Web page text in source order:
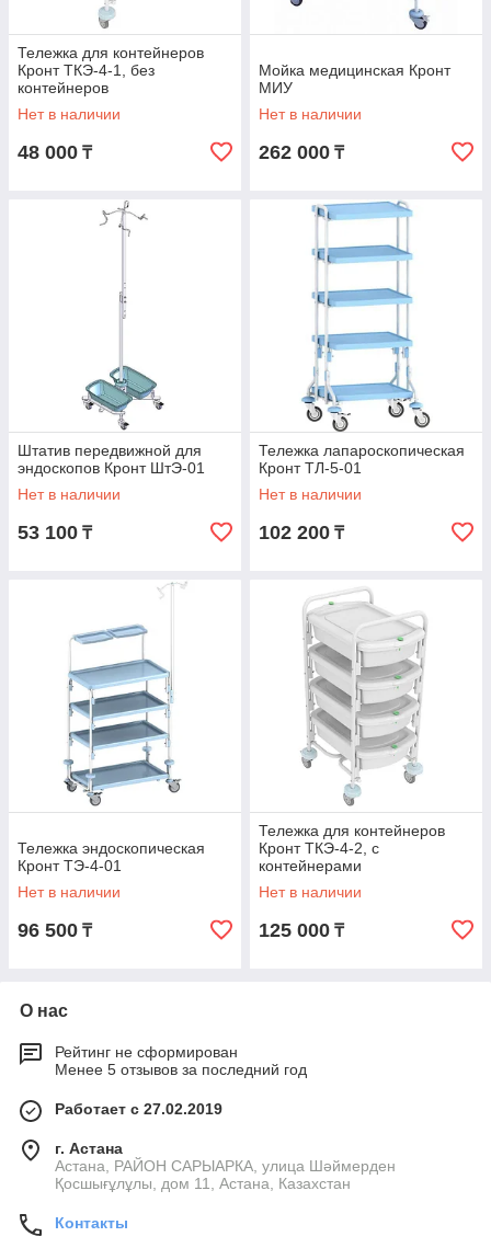
Тележка для контейнеров
Кронт ТКЭ-4-1, без
контейнеров
Нет в наличии
48 000 ₸
Мойка медицинская Кронт
МИУ
Нет в наличии
262 000 ₸
Штатив передвижной для
эндоскопов Кронт ШтЭ-01
Нет в наличии
53 100 ₸
Тележка лапароскопическая
Кронт ТЛ-5-01
Нет в наличии
102 200 ₸
Тележка эндоскопическая
Кронт ТЭ-4-01
Нет в наличии
96 500 ₸
Тележка для контейнеров
Кронт ТКЭ-4-2, с
контейнерами
Нет в наличии
125 000 ₸
О нас
Рейтинг не сформирован
Менее 5 отзывов за последний год
Работает с 27.02.2019
г. Астана
Астана, РАЙОН САРЫАРКА, улица Шәймерден
Қосшығұлұлы, дом 11, Астана, Казахстан
Контакты